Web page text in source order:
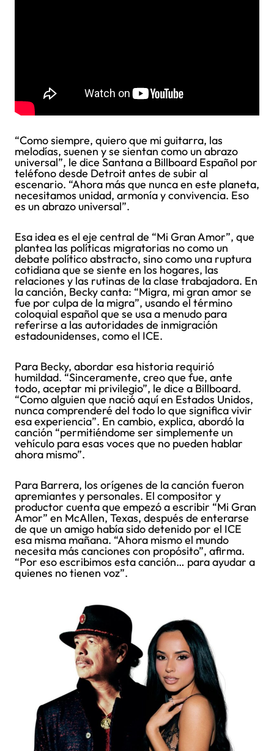
“Como siempre, quiero que mi guitarra, las
melodías, suenen y se sientan como un abrazo
universal”, le dice Santana a Billboard Español por
teléfono desde Detroit antes de subir al
escenario. “Ahora más que nunca en este planeta,
necesitamos unidad, armonía y convivencia. Eso
es un abrazo universal”.
Esa idea es el eje central de “Mi Gran Amor”, que
plantea las políticas migratorias no como un
debate político abstracto, sino como una ruptura
cotidiana que se siente en los hogares, las
relaciones y las rutinas de la clase trabajadora. En
la canción, Becky canta: “Migra, mi gran amor se
fue por culpa de la migra”, usando el término
coloquial español que se usa a menudo para
referirse a las autoridades de inmigración
estadounidenses, como el ICE.
Para Becky, abordar esa historia requirió
humildad. “Sinceramente, creo que fue, ante
todo, aceptar mi privilegio”, le dice a Billboard.
“Como alguien que nació aquí en Estados Unidos,
nunca comprenderé del todo lo que significa vivir
esa experiencia”. En cambio, explica, abordó la
canción “permitiéndome ser simplemente un
vehículo para esas voces que no pueden hablar
ahora mismo”.
Para Barrera, los orígenes de la canción fueron
apremiantes y personales. El compositor y
productor cuenta que empezó a escribir “Mi Gran
Amor” en McAllen, Texas, después de enterarse
de que un amigo había sido detenido por el ICE
esa misma mañana. “Ahora mismo el mundo
necesita más canciones con propósito”, afirma.
“Por eso escribimos esta canción… para ayudar a
quienes no tienen voz”.